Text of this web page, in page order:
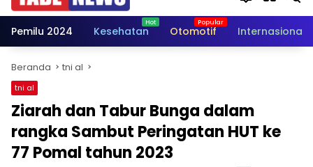
Pemilu 2024 Kesehatan Otomotif Internasional
Beranda tni al
tni al
Ziarah dan Tabur Bunga dalam
rangka Sambut Peringatan HUT ke
77 Pomal tahun 2023